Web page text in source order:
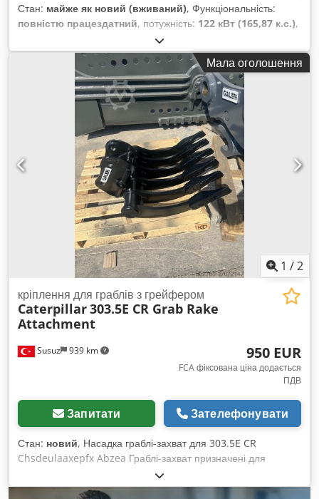
Стан: майже як новий (вживаний), Функціональність:
повністю працездатний, потужність: 122 кВт (165,87 к.с.),
, мотогодини:
кондиціонер, * 3 800 годин * Монобалка * Підтримка
відвалу * Кондиціонер * Система камер * Повністю
гідравлічний швидкозмінник Oilquick OQ70/55 *
Центральне змащення * Потужність двигуна 122 кВт *
Робоча вага 25 000 кг * 1 x глибокий ківш Chedpfxszdn Sye
Abzoa * Стан як новий
Мала оголошення
1 /2
Susuz 939 km
кріплення для граблів з грейфером
Caterpillar303.5E CR Grab Rake
Attachment
950 EUR
FCA фіксована ціна додається
ПДВ
Запитати Зателефонувати
Стан: новий, Насадка граблі-захват для 303.5E CR
Chsdeulaaxepfx Abzea Граблі-захват призначені для
розчищення, сортування та навантаження коренів і порослі.